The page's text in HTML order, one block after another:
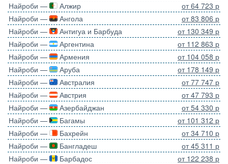
Найроби —
Алжир
от 64 723 р
Найроби —
Ангола
от 83 806 р
Найроби —
Антигуа и Барбуда
от 130 349 р
Найроби —
Аргентина
от 112 863 р
Найроби —
Армения
от 104 058 р
Найроби —
Аруба
от 178 149 р
Найроби —
Австралия
от 77 747 р
Найроби —
Австрия
от 47 793 р
Найроби —
Азербайджан
от 54 330 р
Найроби —
Багамы
от 101 312 р
Найроби —
Бахрейн
от 34 710 р
Найроби —
Бангладеш
от 45 311 р
Найроби —
Барбадос
от 122 238 р